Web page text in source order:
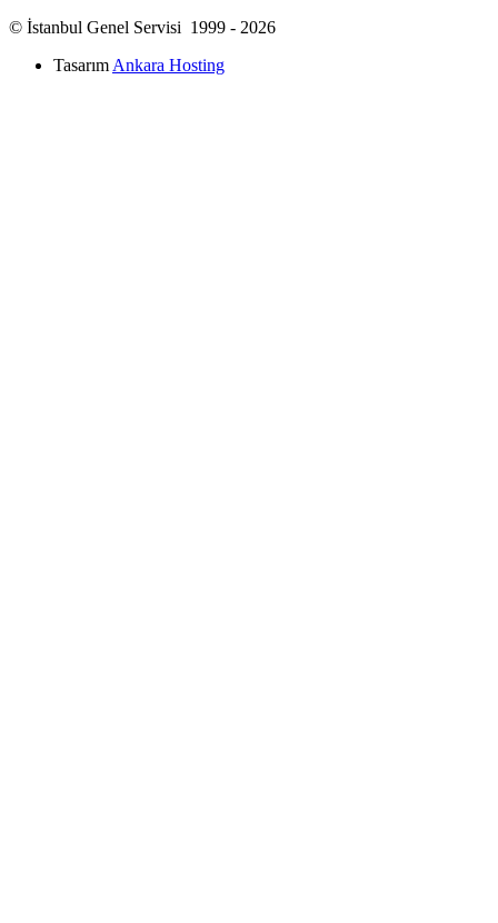
© İstanbul Genel Servisi 1999 - 2026
Tasarım Ankara Hosting